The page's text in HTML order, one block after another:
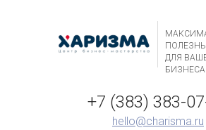
ДЛЯ
БИЗНЕСА!
+7 (383) 383-
hello@charisma.ru